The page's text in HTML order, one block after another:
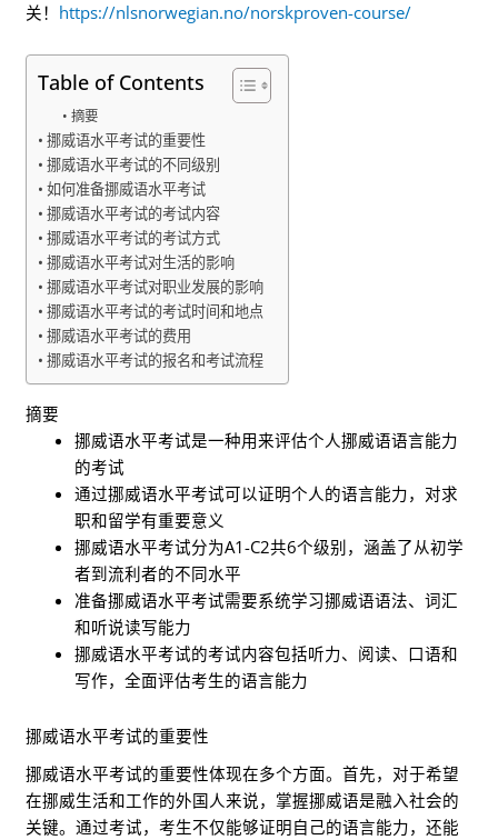
关！ https://nlsnorwegian.no/norskproven-course/
Table of Contents
摘要
挪威语水平考试的重要性
挪威语水平考试的不同级别
如何准备挪威语水平考试
挪威语水平考试的考试内容
挪威语水平考试的考试方式
挪威语水平考试对生活的影响
挪威语水平考试对职业发展的影响
挪威语水平考试的考试时间和地点
挪威语水平考试的费用
挪威语水平考试的报名和考试流程
摘要
挪威语水平考试是一种用来评估个人挪威语语言能力
的考试
通过挪威语水平考试可以证明个人的语言能力，对求
职和留学有重要意义
挪威语水平考试分为A1-C2共6个级别，涵盖了从初学
者到流利者的不同水平
准备挪威语水平考试需要系统学习挪威语语法、词汇
和听说读写能力
挪威语水平考试的考试内容包括听力、阅读、口语和
写作，全面评估考生的语言能力
挪威语水平考试的重要性
挪威语水平考试的重要性体现在多个方面。首先，对于希望
在挪威生活和工作的外国人来说，掌握挪威语是融入社会的
关键。通过考试，考生不仅能够证明自己的语言能力，还能